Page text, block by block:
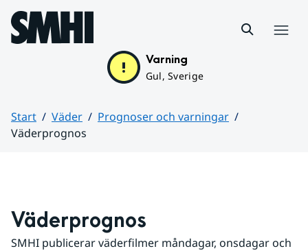
Hoppa till sidans innehåll
Varning
Gul, Sverige
Start Väder
Prognoser och varningar
Väderprognos
Väderprognos
SMHI publicerar väderfilmer måndagar, onsdagar och